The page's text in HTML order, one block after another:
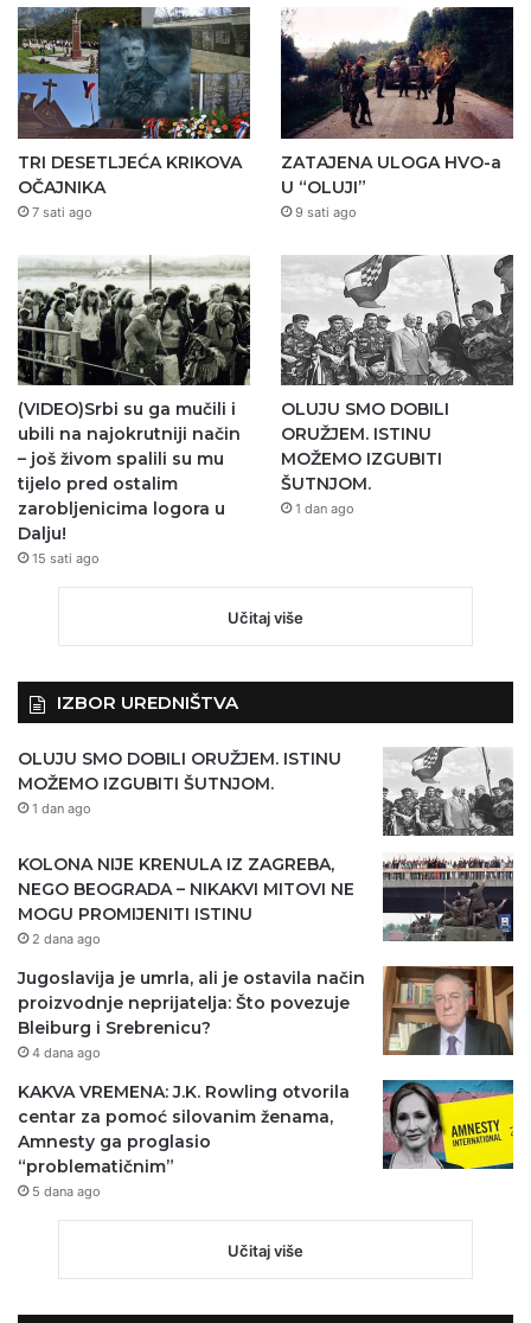
TRI DESETLJEĆA KRIKOVA
OČAJNIKA
7 sati ago
ZATAJENA ULOGA HVO-a
U “OLUJI”
9 sati ago
(VIDEO)Srbi su ga mučili i
ubili na najokrutniji način
– još živom spalili su mu
tijelo pred ostalim
zarobljenicima logora u
Dalju!
15 sati ago
OLUJU SMO DOBILI
ORUŽJEM. ISTINU
MOŽEMO IZGUBITI
ŠUTNJOM.
1 dan ago
Učitaj više
IZBOR UREDNIŠTVA
OLUJU SMO DOBILI ORUŽJEM. ISTINU
MOŽEMO IZGUBITI ŠUTNJOM.
1 dan ago
KOLONA NIJE KRENULA IZ ZAGREBA,
NEGO BEOGRADA – NIKAKVI MITOVI NE
MOGU PROMIJENITI ISTINU
2 dana ago
Jugoslavija je umrla, ali je ostavila način
proizvodnje neprijatelja: Što povezuje
Bleiburg i Srebrenicu?
4 dana ago
KAKVA VREMENA: J.K. Rowling otvorila
centar za pomoć silovanim ženama,
Amnesty ga proglasio
“problematičnim”
5 dana ago
Učitaj više